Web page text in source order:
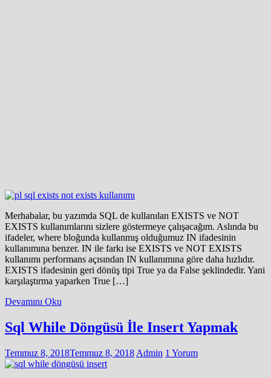
Merhabalar, bu yazımda SQL de kullanılan EXISTS ve NOT
EXISTS kullanımlarını sizlere göstermeye çalışacağım. Aslında bu
ifadeler, where bloğunda kullanmış olduğumuz IN ifadesinin
kullanımına benzer. IN ile farkı ise EXISTS ve NOT EXISTS
kullanımı performans açısından IN kullanımına göre daha hızlıdır.
EXISTS ifadesinin geri dönüş tipi True ya da False şeklindedir. Yani
karşılaştırma yaparken True […]
Devamını Oku
Sql While Döngüsü İle Insert Yapmak
Temmuz 8, 2018Temmuz 8, 2018 Admin 1 Yorum